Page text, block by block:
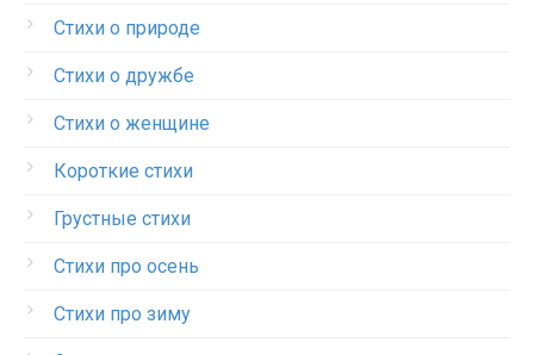
Стихи о природе
Стихи о дружбе
Стихи о женщине
Короткие стихи
Грустные стихи
Стихи про осень
Стихи про зиму